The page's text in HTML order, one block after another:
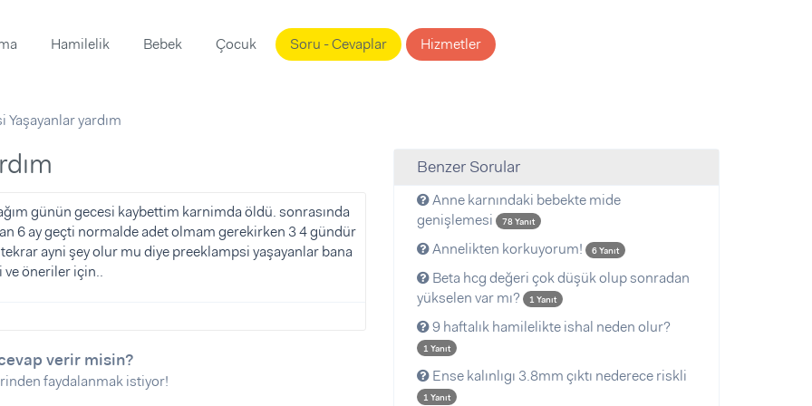
Hamilelik Bebek Çocuk Soru - Cevaplar Hizmetler
Yaşayanlar yardım
günün gecesi kaybettim karnimda öldü. sonrasında
6 ay geçti normalde adet olmam gerekirken 3 4 gündür
ayni şey olur mu diye preeklampsi yaşayanlar bana
ve öneriler için..
verir misin?
faydalanmak istiyor!
Benzer Sorular
Anne karnındaki bebekte mide
genişlemesi
78 Yanıt
Annelikten korkuyorum! 6 Yanıt
Beta hcg değeri çok düşük olup sonradan
yükselen var mı?
1 Yanıt
9 haftalık hamilelikte ishal neden olur?
1 Yanıt
Ense kalınlıgı 3.8mm çıktı nederece riskli
1 Yanıt